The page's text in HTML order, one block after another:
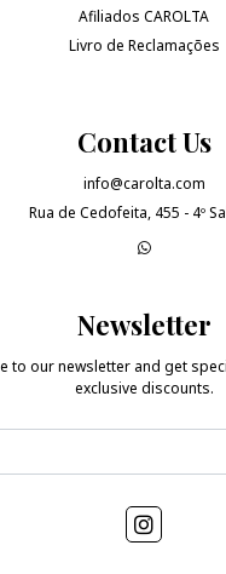
Afiliados CAROLTA
Livro de Reclamações
Contact Us
info@carolta.com
Rua de Cedofeita, 455 - 4º
Newsletter
to our newsletter and get
exclusive discounts.